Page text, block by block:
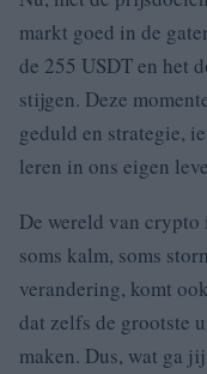
markt goed in de
de 255 USDT en het
stijgen. Deze
geduld en strategie,
leren in ons eigen
De wereld van crypto
soms kalm, soms
verandering, komt
dat zelfs de grootste
maken. Dus, wat ga